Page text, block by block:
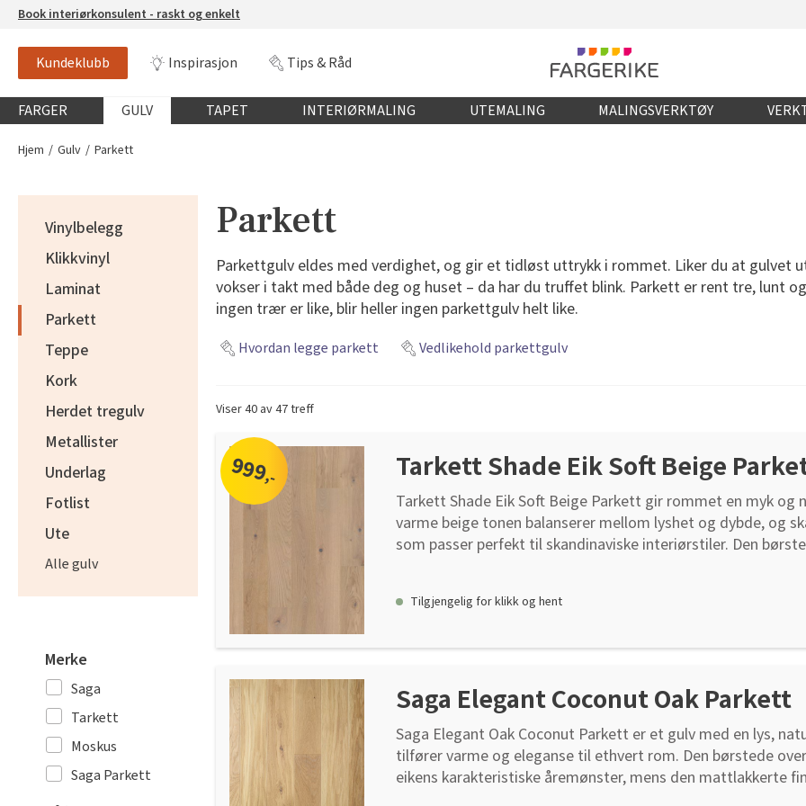
Book interiørkonsulent - raskt og enkelt
Kundeklubb Inspirasjon Tips & Råd
Globalnavigasjon mobil
FARGER GULV TAPET INTERIØRMALING UTEMALING MALINGSVERKTØY
Hjem Gulv Parkett
Vinylbelegg
Klikkvinyl
Laminat
Parkett
Teppe
Kork
Herdet tregulv
Metallister
Underlag
Fotlist
Ute
Alle gulv
Merke
Saga
Tarkett
Moskus
Saga Parkett
Parkett
Parkettgulv eldes med verdighet, og gir et tidløst uttrykk i rommet. Liker du at gulvet
vokser i takt med både deg og huset – da har du truffet blink. Parkett er rent tre, lunt
ingen trær er like, blir heller ingen parkettgulv helt like.
Hvordan legge parkett Vedlikehold parkettgulv
Viser 40 av 47 treff
999,- Tarkett Shade Eik Soft Beige
Tarkett Shade Eik Soft Beige Parkett gir rommet en myk og
varme beige tonen balanserer mellom lyshet og dybde, og
som passer perfekt til skandinaviske interiørstiler. Den
naturlige pigmenter, tilfører dette gulvet en sofistikert ro til
men ikke hvit parkett, som smelter sømløst inn i både
til mørkere elementer, vil dette gulvet gi hjemmet ditt en
underlag for varig kvalitet Fuktsperre: Fuktsperre skal alltid
undergulvet er sementbasert, som betong,
avrettingsmasse. Den er også nødvendig ved gulv over
som vaskerom og fyrrom, samt ved gulv med innebygde
Tilgjengelig for klikk og hent
Saga Elegant Coconut Oak Parkett
Saga Elegant Oak Coconut Parkett er et gulv med en lys,
tilfører varme og eleganse til ethvert rom. Den børstede
eikens karakteristiske åremønster, mens den mattlakkerte